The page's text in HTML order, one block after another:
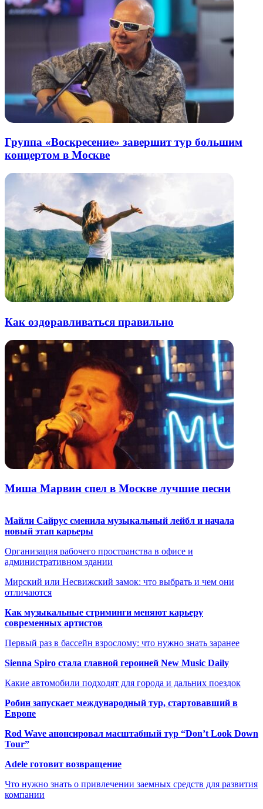
Группа «Воскресение» завершит тур большим
концертом в Москве
Как оздоравливаться правильно
Миша Марвин спел в Москве лучшие песни
Майли Сайрус сменила музыкальный лейбл и начала
новый этап карьеры
Организация рабочего пространства в офисе и
административном здании
Мирский или Несвижский замок: что выбрать и чем они
отличаются
Как музыкальные стриминги меняют карьеру
современных артистов
Первый раз в бассейн взрослому: что нужно знать заранее
Sienna Spiro стала главной героиней New Music Daily
Какие автомобили подходят для города и дальних поездок
Робин запускает международный тур, стартовавший в
Европе
Rod Wave анонсировал масштабный тур “Don’t Look Down
Tour”
Adele готовит возвращение
Что нужно знать о привлечении заемных средств для развития
компании